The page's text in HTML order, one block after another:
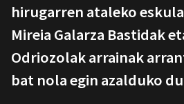
hirugarren ataleko
Mireia Galarza Bastidak
Odriozolak arrainak
bat nola egin azalduko